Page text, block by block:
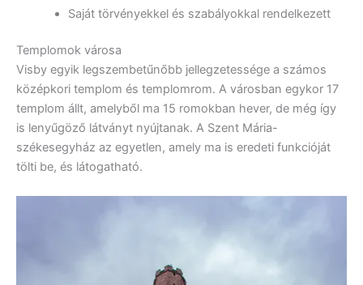
Saját törvényekkel és szabályokkal rendelkezett
Templomok városa
Visby egyik legszembetűnőbb jellegzetessége a számos
középkori templom és templomrom. A városban egykor 17
templom állt, amelyből ma 15 romokban hever, de még így
is lenyűgöző látványt nyújtanak. A Szent Mária-
székesegyház az egyetlen, amely ma is eredeti funkcióját
tölti be, és látogatható.